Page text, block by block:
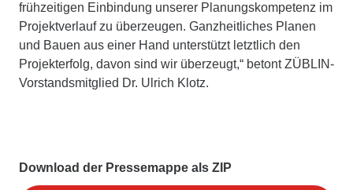
frühzeitigen Einbindung unserer Planungskompetenz im
Projektverlauf zu überzeugen. Ganzheitliches Planen
und Bauen aus einer Hand unterstützt letztlich den
Projekterfolg, davon sind wir überzeugt,“ betont ZÜBLIN-
Vorstandsmitglied Dr. Ulrich Klotz.
Download der Pressemappe als ZIP